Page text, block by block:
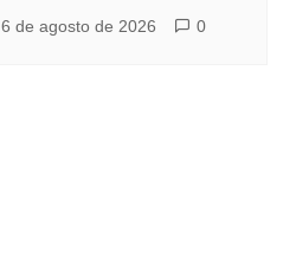
6 de agosto de 2026 0